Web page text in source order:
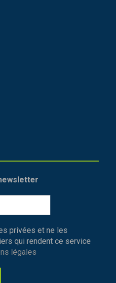
privées et ne les
qui rendent ce service
légales